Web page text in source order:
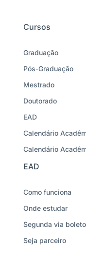
Cursos
Graduação
Pós-Graduação
Mestrado
Doutorado
EAD
Calendário
Calendário
EAD
Como funciona
Onde estudar
Segunda via boleto
Seja parceiro